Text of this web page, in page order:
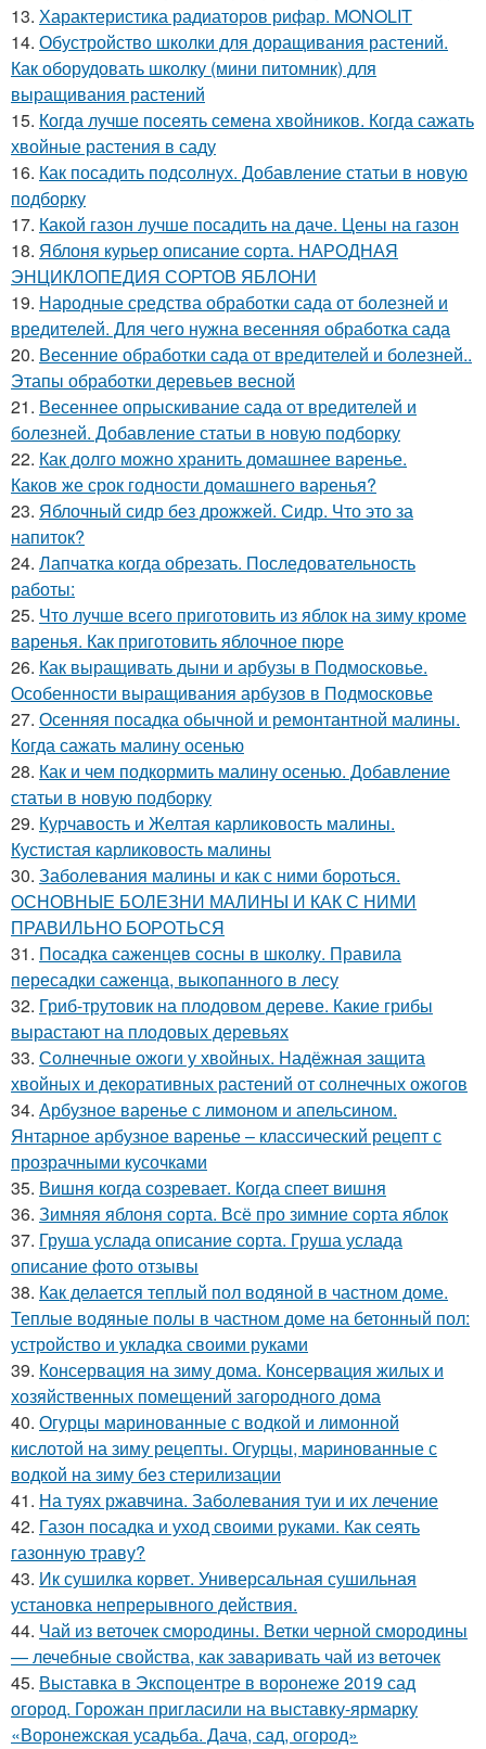
13. Характеристика радиаторов рифар. MONOLIT
14. Обустройство школки для доращивания растений.
Как оборудовать школку (мини питомник) для
выращивания растений
15. Когда лучше посеять семена хвойников. Когда сажать
хвойные растения в саду
16. Как посадить подсолнух. Добавление статьи в новую
подборку
17. Какой газон лучше посадить на даче. Цены на газон
18. Яблоня курьер описание сорта. НАРОДНАЯ
ЭНЦИКЛОПЕДИЯ СОРТОВ ЯБЛОНИ
19. Народные средства обработки сада от болезней и
вредителей. Для чего нужна весенняя обработка сада
20. Весенние обработки сада от вредителей и болезней..
Этапы обработки деревьев весной
21. Весеннее опрыскивание сада от вредителей и
болезней. Добавление статьи в новую подборку
22. Как долго можно хранить домашнее варенье.
Каков же срок годности домашнего варенья?
23. Яблочный сидр без дрожжей. Сидр. Что это за
напиток?
24. Лапчатка когда обрезать. Последовательность
работы:
25. Что лучше всего приготовить из яблок на зиму кроме
варенья. Как приготовить яблочное пюре
26. Как выращивать дыни и арбузы в Подмосковье.
Особенности выращивания арбузов в Подмосковье
27. Осенняя посадка обычной и ремонтантной малины.
Когда сажать малину осенью
28. Как и чем подкормить малину осенью. Добавление
статьи в новую подборку
29. Курчавость и Желтая карликовость малины.
Кустистая карликовость малины
30. Заболевания малины и как с ними бороться.
ОСНОВНЫЕ БОЛЕЗНИ МАЛИНЫ И КАК С НИМИ
ПРАВИЛЬНО БОРОТЬСЯ
31. Посадка саженцев сосны в школку. Правила
пересадки саженца, выкопанного в лесу
32. Гриб-трутовик на плодовом дереве. Какие грибы
вырастают на плодовых деревьях
33. Солнечные ожоги у хвойных. Надёжная защита
хвойных и декоративных растений от солнечных ожогов
34. Арбузное варенье с лимоном и апельсином.
Янтарное арбузное варенье – классический рецепт с
прозрачными кусочками
35. Вишня когда созревает. Когда спеет вишня
36. Зимняя яблоня сорта. Всё про зимние сорта яблок
37. Груша услада описание сорта. Груша услада
описание фото отзывы
38. Как делается теплый пол водяной в частном доме.
Теплые водяные полы в частном доме на бетонный пол:
устройство и укладка своими руками
39. Консервация на зиму дома. Консервация жилых и
хозяйственных помещений загородного дома
40. Огурцы маринованные с водкой и лимонной
кислотой на зиму рецепты. Огурцы, маринованные с
водкой на зиму без стерилизации
41. На туях ржавчина. Заболевания туи и их лечение
42. Газон посадка и уход своими руками. Как сеять
газонную траву?
43. Ик сушилка корвет. Универсальная сушильная
установка непрерывного действия.
44. Чай из веточек смородины. Ветки черной смородины
— лечебные свойства, как заваривать чай из веточек
45. Выставка в Экспоцентре в воронеже 2019 сад
огород. Горожан пригласили на выставку-ярмарку
«Воронежская усадьба. Дача, сад, огород»